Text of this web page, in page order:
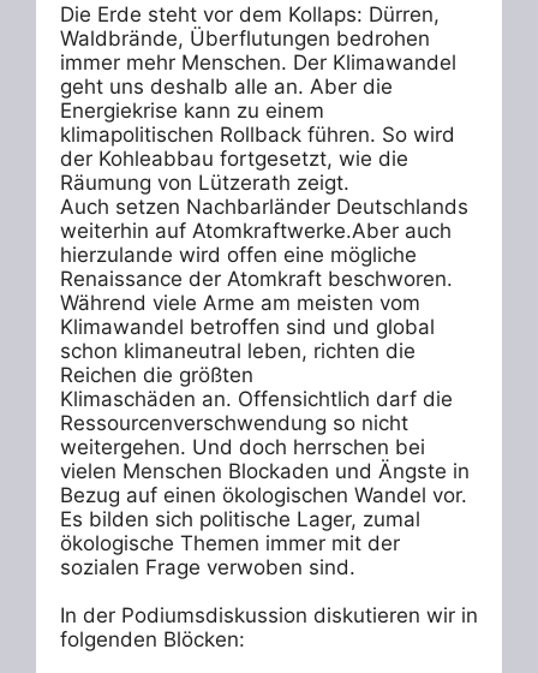
Die Erde steht vor dem Kollaps: Dürren,
Waldbrände, Überflutungen bedrohen
immer mehr Menschen. Der Klimawandel
geht uns deshalb alle an. Aber die
Energiekrise kann zu einem
klimapolitischen Rollback führen. So wird
der Kohleabbau fortgesetzt, wie die
Räumung von Lützerath zeigt.
Auch setzen Nachbarländer Deutschlands
weiterhin auf Atomkraftwerke.Aber auch
hierzulande wird offen eine mögliche
Renaissance der Atomkraft beschworen.
Während viele Arme am meisten vom
Klimawandel betroffen sind und global
schon klimaneutral leben, richten die
Reichen die größten
Klimaschäden an. Offensichtlich darf die
Ressourcenverschwendung so nicht
weitergehen. Und doch herrschen bei
vielen Menschen Blockaden und Ängste in
Bezug auf einen ökologischen Wandel vor.
Es bilden sich politische Lager, zumal
ökologische Themen immer mit der
sozialen Frage verwoben sind.
In der Podiumsdiskussion diskutieren wir in
folgenden Blöcken: